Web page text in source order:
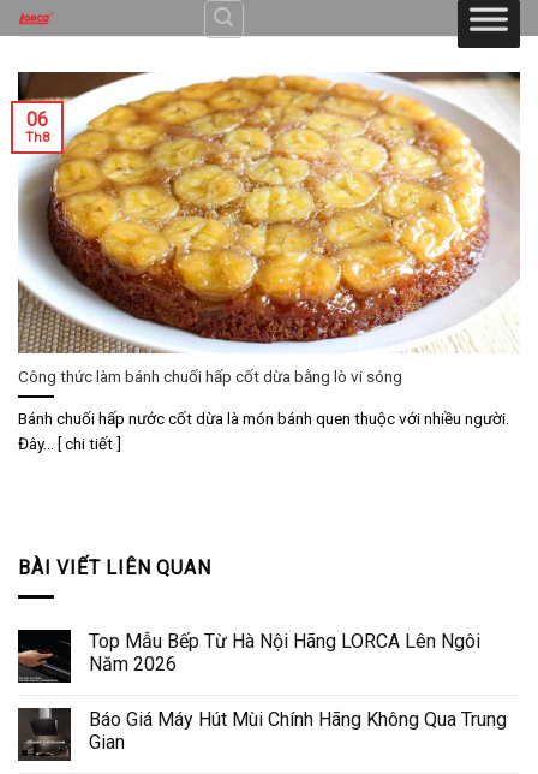
Skip
to
content
Công thức làm bánh chuối hấp cốt dừa bằng lò vi sóng
Bánh chuối hấp nước cốt dừa là món bánh quen thuộc với nhiều người.
Đây... [ chi tiết ]
06
Th8
BÀI VIẾT LIÊN QUAN
Top Mẫu Bếp Từ Hà Nội Hãng LORCA Lên Ngôi
Năm 2026
Báo Giá Máy Hút Mùi Chính Hãng Không Qua Trung
Gian